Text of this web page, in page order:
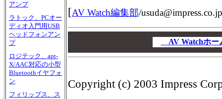
アンプ
ラトック、PCオー
ディオ入門用USB
ヘッドフォンアン
プ
ロジテック、apt-
X/AAC対応の小型
Bluetoothイヤフォ
ン
フィリップス、ス
[AV Watch編集部/usuda@impress.co.jp
AV Watchホ
Copyright (c) 2003 Impress